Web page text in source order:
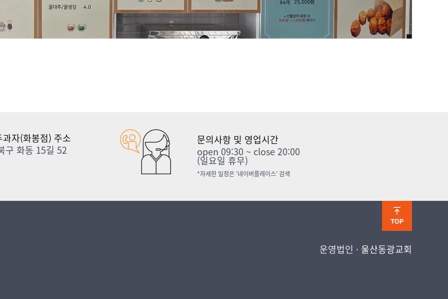
자(화봉점) 주소
구 화동 15길 52
문의사항 및 영업시간
open 09:30 ~ close 20:00
(일요일 휴무)
*자세한 일정은 ‘네이버플레이스’ 검색
운영법인 · 울산동광교회